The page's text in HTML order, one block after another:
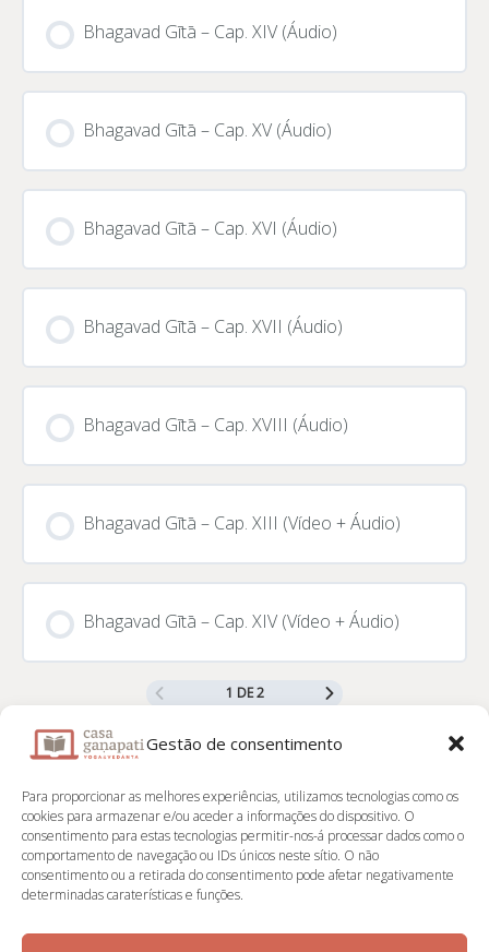
Gestão de consentimento
Para proporcionar as melhores experiências, utilizamos tecnologias como os
cookies para armazenar e/ou aceder a informações do dispositivo. O
consentimento para estas tecnologias permitir-nos-á processar dados como o
comportamento de navegação ou IDs únicos neste sítio. O não
consentimento ou a retirada do consentimento pode afetar negativamente
determinadas caraterísticas e funções.
0% CONCLUÍDO 0/0 Passos
Bhagavad Gītā – Cap. XIV (Áudio)
0% CONCLUÍDO 0/0 Passos
Bhagavad Gītā – Cap. XV (Áudio)
0% CONCLUÍDO 0/0 Passos
Bhagavad Gītā – Cap. XVI (Áudio)
0% CONCLUÍDO 0/0 Passos
Bhagavad Gītā – Cap. XVII (Áudio)
0% CONCLUÍDO 0/0 Passos
Bhagavad Gītā – Cap. XVIII (Áudio)
0% CONCLUÍDO 0/0 Passos
Bhagavad Gītā – Cap. XIII (Vídeo + Áudio)
0% CONCLUÍDO 0/0 Passos
Bhagavad Gītā – Cap. XIV (Vídeo + Áudio)
CURSO PROGRESSO 1 DE 2
📌 Contactos
Casa Ganapati
Instagram